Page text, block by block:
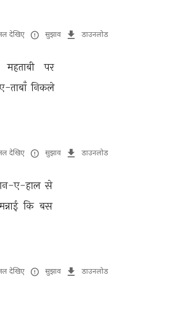
देखिए सुझाव डाउनलोड
महताबी
पर
ताबाँ निकले
देखिए सुझाव डाउनलोड
ए-हाल से
कि बस
देखिए सुझाव डाउनलोड